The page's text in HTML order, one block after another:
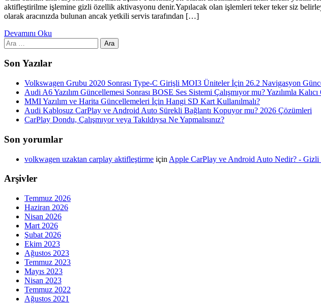
aktifleştirilme işlemine gizli özellik aktivasyonu denir.Yapılacak olan işlemleri teker teker siz
olarak aracınızda bulunan ancak yetkili servis tarafından […]
Devamını Oku
Arama:
Son Yazılar
Volkswagen Grubu 2020 Sonrası Type-C Girişli MOI3 Üniteler İçin 26.2 Navigasyon
Audi A6 Yazılım Güncellemesi Sonrası BOSE Ses Sistemi Çalışmıyor mu? Yazılımla
MMI Yazılım ve Harita Güncellemeleri İçin Hangi SD Kart Kullanılmalı?
Audi Kablosuz CarPlay ve Android Auto Sürekli Bağlantı Kopuyor mu? 2026 Çözümleri
CarPlay Dondu, Çalışmıyor veya Takıldıysa Ne Yapmalısınız?
Son yorumlar
volkwagen uzaktan carplay aktifleştirme için Apple CarPlay ve Android Auto Nedir? - Gizli
Arşivler
Temmuz 2026
Haziran 2026
Nisan 2026
Mart 2026
Şubat 2026
Ekim 2023
Ağustos 2023
Temmuz 2023
Mayıs 2023
Nisan 2023
Temmuz 2022
Ağustos 2021